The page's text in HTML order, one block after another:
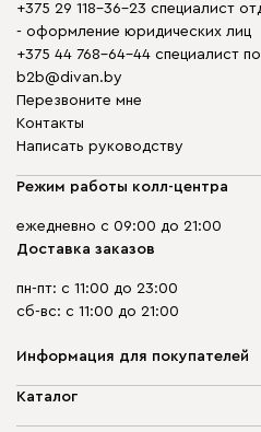
+375 29 118-36-23 специалист
- оформление юридических лиц
+375 44 768-64-44 специалист
b2b@divan.by
Перезвоните мне
Контакты
Написать руководству
Режим работы колл-центра
ежедневно с 09:00 до 21:00
Доставка заказов
пн-пт: с 11:00 до 23:00
сб-вс: с 11:00 до 21:00
Информация для покупателей
О компании
Каталог